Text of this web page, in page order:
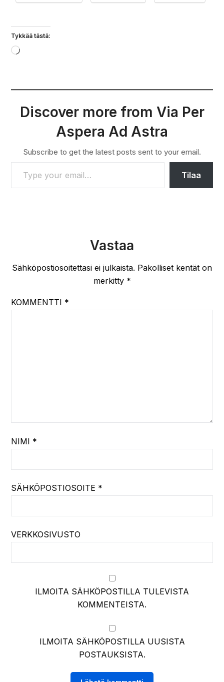
Tykkää tästä:
Loading…
Discover more from Via Per
Aspera Ad Astra
Subscribe to get the latest posts sent to your email.
TYPE YOUR EMAIL…
Tilaa
Vastaa
Sähköpostiosoitettasi ei julkaista. Pakolliset kentät on
merkitty *
KOMMENTTI *
NIMI *
SÄHKÖPOSTIOSOITE *
VERKKOSIVUSTO
ILMOITA SÄHKÖPOSTILLA TULEVISTA
KOMMENTEISTA.
ILMOITA SÄHKÖPOSTILLA UUSISTA
POSTAUKSISTA.